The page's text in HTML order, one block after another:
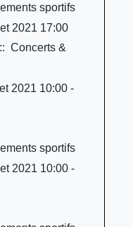
sportifs
2021 17:00
Concerts &
2021 10:00 -
sportifs
2021 10:00 -